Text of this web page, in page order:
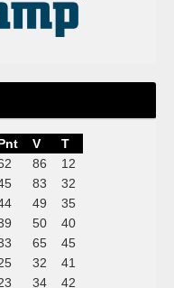
V
T
86
12
83
32
49
35
50
40
65
45
32
41
34
42